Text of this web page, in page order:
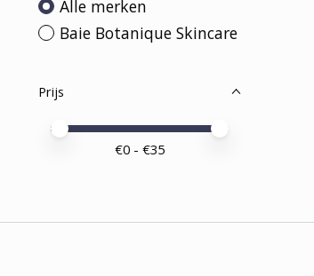
Alle merken
Baie Botanique Skincare
Prijs
Minimale prijswaarde
Price maximum value
€0 - €35